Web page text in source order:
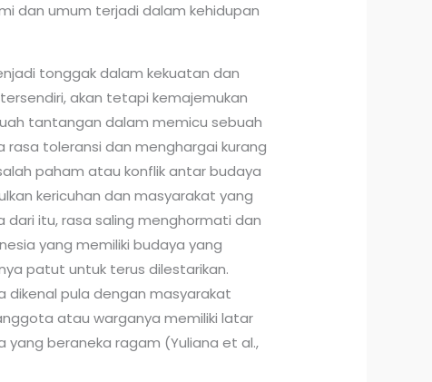
dan umum terjadi dalam kehidupan
tonggak dalam kekuatan dan
akan tetapi kemajemukan
tantangan dalam memicu sebuah
rasa toleransi dan menghargai kurang
paham atau konflik antar budaya
kericuhan dan masyarakat yang
dari itu, rasa saling menghormati dan
yang memiliki budaya yang
patut untuk terus dilestarikan.
dikenal pula dengan masyarakat
atau warganya memiliki latar
yang beraneka ragam (Yuliana et al.,